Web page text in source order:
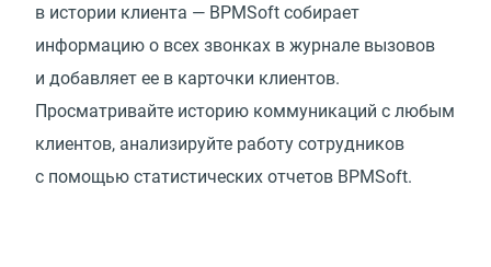
в истории клиента — BPMSoft собирает
информацию о всех звонках в журнале вызовов
и добавляет ее в карточки клиентов.
Просматривайте историю коммуникаций с любым
клиентов, анализируйте работу сотрудников
с помощью статистических отчетов BPMSoft.